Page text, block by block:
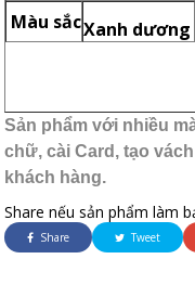
Màu sắcXanh dương
Sản phẩm với nhiều
chữ, cài Card, tạo
khách hàng.
Share nếu sản phẩm làm
Share Tweet